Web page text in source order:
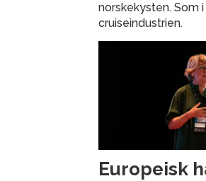
norskekysten. Som
cruiseindustrien.
Europeisk